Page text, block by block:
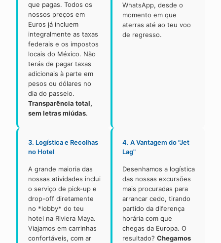
que pagas. Todos os
nossos preços em
Euros já incluem
integralmente as taxas
federais e os impostos
locais do México. Não
terás de pagar taxas
adicionais à parte em
pesos ou dólares no
dia do passeio.
Transparência total,
sem letras miúdas.
WhatsApp, desde o
momento em que
aterras até ao teu voo
de regresso.
3. Logística e Recolhas
no Hotel
A grande maioria das
nossas atividades inclui
o serviço de pick-up e
drop-off diretamente
no *lobby* do teu
hotel na Riviera Maya.
Viajamos em carrinhas
confortáveis, com ar
4. A Vantagem do "Jet
Lag"
Desenhamos a logística
das nossas excursões
mais procuradas para
arrancar cedo, tirando
partido da diferença
horária com que
chegas da Europa. O
resultado? Chegamos